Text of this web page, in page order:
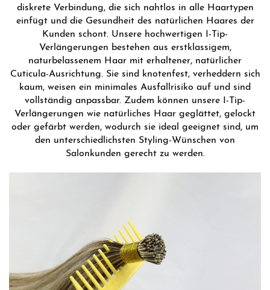
diskrete Verbindung, die sich nahtlos in alle Haartypen
einfügt und die Gesundheit des natürlichen Haares der
Kunden schont. Unsere hochwertigen I-Tip-
Verlängerungen bestehen aus erstklassigem,
naturbelassenem Haar mit erhaltener, natürlicher
Cuticula-Ausrichtung. Sie sind knotenfest, verheddern sich
kaum, weisen ein minimales Ausfallrisiko auf und sind
vollständig anpassbar. Zudem können unsere I-Tip-
Verlängerungen wie natürliches Haar geglättet, gelockt
oder gefärbt werden, wodurch sie ideal geeignet sind, um
den unterschiedlichsten Styling-Wünschen von
Salonkunden gerecht zu werden.